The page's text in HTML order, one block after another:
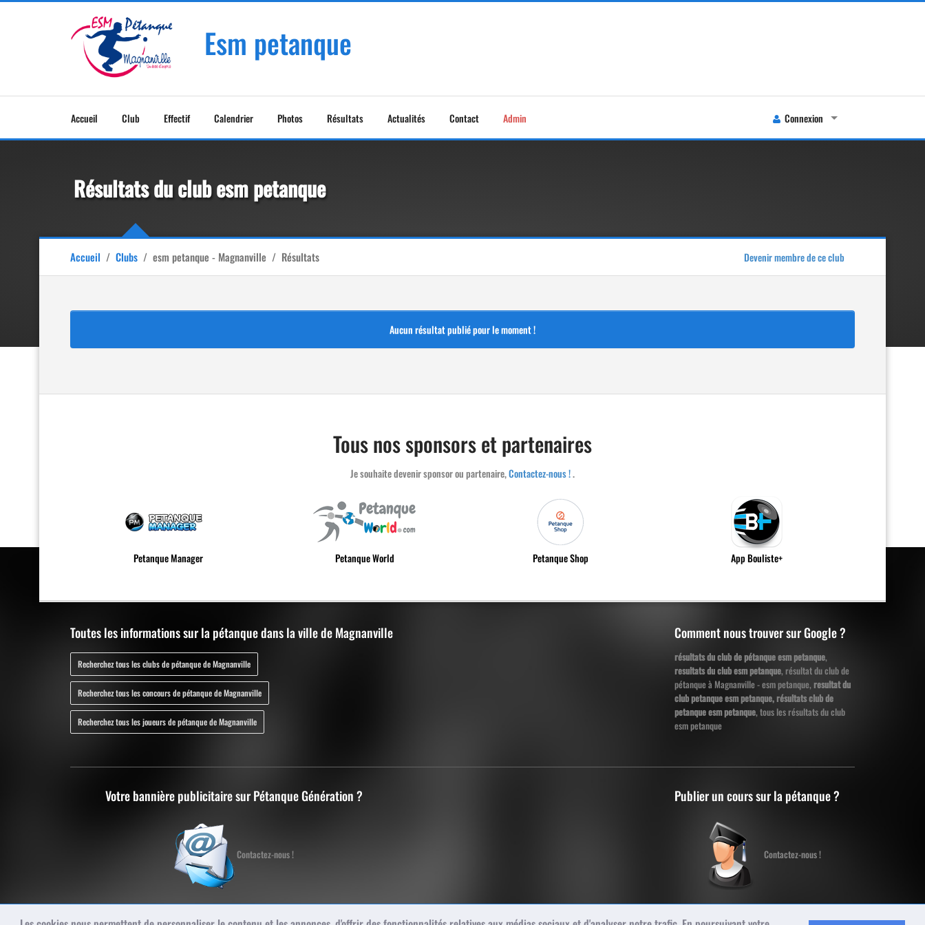
Esm petanque
Accueil Club Effectif Calendrier Photos Résultats Actualités Contact Admin Connexion
Résultats du club esm petanque
Accueil / Clubs / esm petanque - Magnanville / Résultats Devenir membre de ce club
Aucun résultat publié pour le moment !
Tous nos sponsors et partenaires
Je souhaite devenir sponsor ou partenaire,Contactez-nous !.
Petanque Manager Petanque World Petanque Shop App Bouliste+
Toutes les informations sur la pétanque dans la ville de Magnanville
Recherchez tous les clubs de pétanque de Magnanville
Recherchez tous les concours de pétanque de Magnanville
Recherchez tous les joueurs de pétanque de Magnanville
Comment nous trouver sur Google ?
résultats du club de pétanque esm petanque,
resultats du club esm petanque, résultat du club de
pétanque à Magnanville - esm petanque, resultat du
club petanque esm petanque, résultats club de
petanque esm petanque, tous les résultats du club
esm petanque
Votre bannière publicitaire sur Pétanque Génération ?
Contactez-nous !
Publier un cours sur la pétanque ?
Contactez-nous !